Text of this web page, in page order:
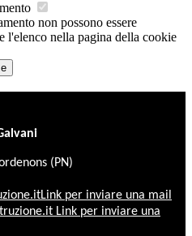
non possono essere
l'elenco nella pagina della cookie
(PN)
Link per inviare una mail
Link per inviare una